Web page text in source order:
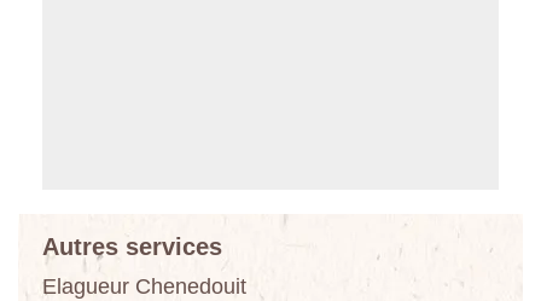
Autres services
Elagueur Chenedouit